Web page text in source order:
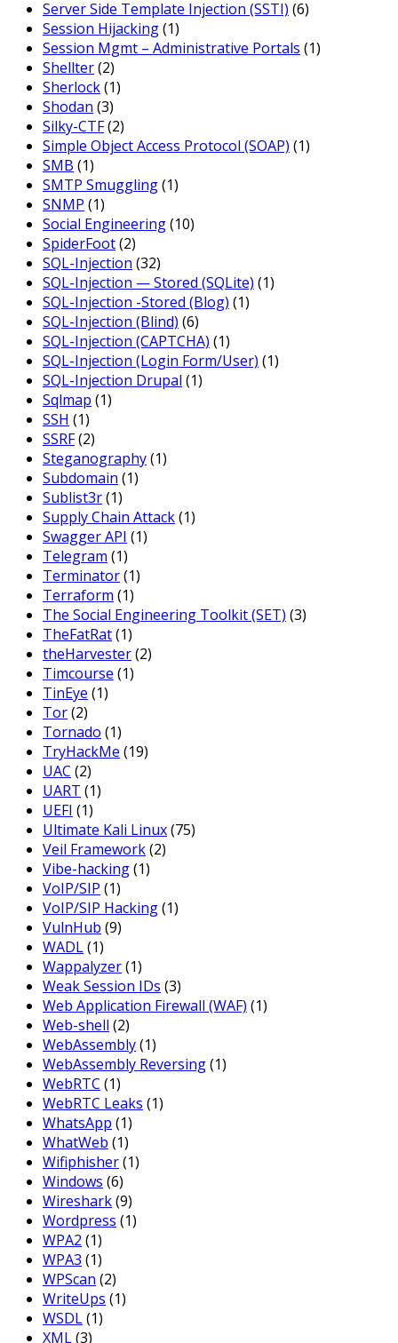
Server Side Template Injection (SSTI) (6)
Session Hijacking(1)
Session Mgmt – Administrative Portals (1)
Shellter(2)
Sherlock(1)
Shodan (3)
Silky-CTF(2)
Simple Object Access Protocol (SOAP) (1)
SMB (1)
SMTP Smuggling(1)
SNMP (1)
Social Engineering(10)
SpiderFoot(2)
SQL-Injection (32)
SQL-Injection — Stored (SQLite) (1)
SQL-Injection -Stored (Blog) (1)
SQL-Injection (Blind) (6)
SQL-Injection (CAPTCHA) (1)
SQL-Injection (Login Form/User) (1)
SQL-Injection Drupal (1)
Sqlmap (1)
SSH (1)
SSRF(2)
Steganography(1)
Subdomain (1)
Sublist3r(1)
Supply Chain Attack(1)
Swagger API (1)
Telegram (1)
Terminator(1)
Terraform (1)
The Social Engineering Toolkit (SET) (3)
TheFatRat(1)
theHarvester(2)
Timcourse (1)
TinEye (1)
Tor(2)
Tornado (1)
TryHackMe (19)
UAC (2)
UART (1)
UEFI (1)
Ultimate Kali Linux(75)
Veil Framework(2)
Vibe-hacking(1)
VoIP/SIP (1)
VoIP/SIP Hacking(1)
VulnHub (9)
WADL(1)
Wappalyzer(1)
Weak Session IDs (3)
Web Application Firewall (WAF) (1)
Web-shell (2)
WebAssembly(1)
WebAssembly Reversing(1)
WebRTC (1)
WebRTC Leaks (1)
WhatsApp (1)
WhatWeb (1)
Wifiphisher(1)
Windows (6)
Wireshark(9)
Wordpress (1)
WPA2 (1)
WPA3 (1)
WPScan (2)
WriteUps (1)
WSDL(1)
XML(3)